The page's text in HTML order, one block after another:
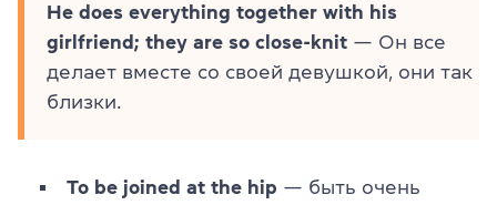
He does everything together with his
girlfriend; they are so close-knit — Он все
делает вместе со своей девушкой, они так
близки.
To be joined at the hip — быть очень